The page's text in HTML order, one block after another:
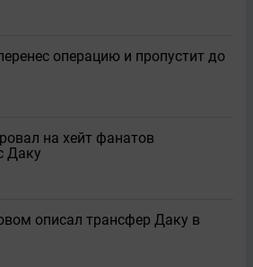
операцию и пропустит до
на хейт фанатов
Даку
описал трансфер Даку в